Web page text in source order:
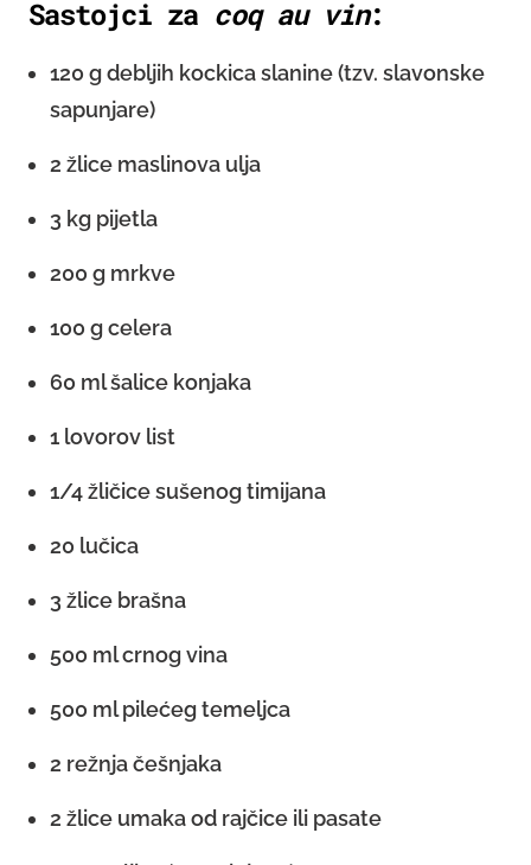
Sastojci za coq au vin:
120 g debljih kockica slanine (tzv. slavonske
sapunjare)
2 žlice maslinova ulja
3 kg pijetla
200 g mrkve
100 g celera
60 ml šalice konjaka
1 lovorov list
1/4 žličice sušenog timijana
20 lučica
3 žlice brašna
500 ml crnog vina
500 ml pilećeg temeljca
2 režnja češnjaka
2 žlice umaka od rajčice ili pasate